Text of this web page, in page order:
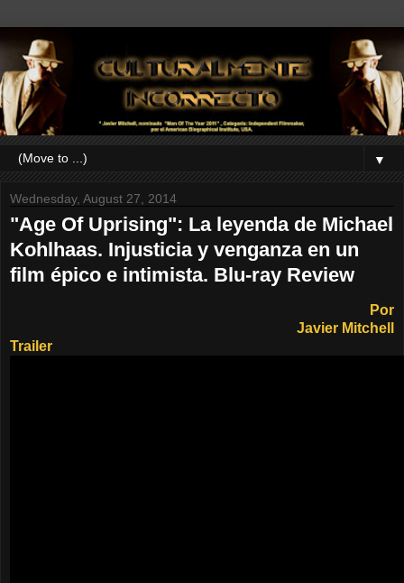
▼
Wednesday, August 27, 2014
"Age Of Uprising": La leyenda de Michael
Kohlhaas. Injusticia y venganza en un
film épico e intimista. Blu-ray Review
Por
Javier Mitchell
Trailer